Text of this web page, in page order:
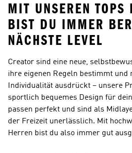
MIT UNSEREN TOPS
BIST DU IMMER
NÄCHSTE LEVEL
Creator sind eine neue,
ihre eigenen Regeln bestimmt und
Individualität ausdrückt – unsere
sportlich bequemes Design für
passen perfekt und sind als
der Freizeit unerlässlich. Mit
Herren bist du also immer gut